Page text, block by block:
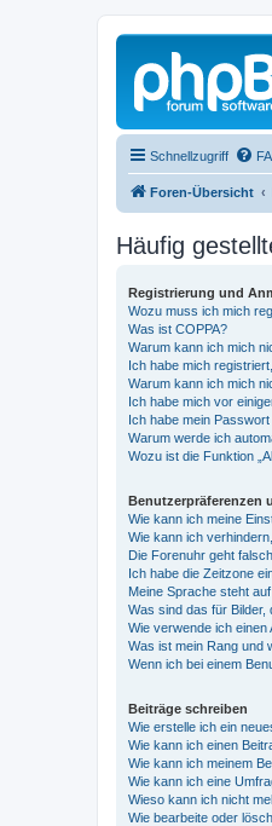
Schnellzugriff
Foren-Übersicht
Häufig
Registrierung und
Wozu muss ich mich
Was ist COPPA?
Warum kann ich mich
Ich habe mich
Warum kann ich mich
Ich habe mich vor
Ich habe mein
Warum werde ich
Wozu ist die Funktion
Benutzerpräferenzen
Wie kann ich meine
Wie kann ich
Die Forenuhr geht
Ich habe die Zeitzone
Meine Sprache steht
Was sind das für Bilder,
Wie verwende ich einen
Was ist mein Rang und
Wenn ich bei einem
Beiträge schreiben
Wie erstelle ich ein
Wie kann ich einen
Wie kann ich meinem
Wie kann ich eine
Wieso kann ich nicht
Wie bearbeite oder